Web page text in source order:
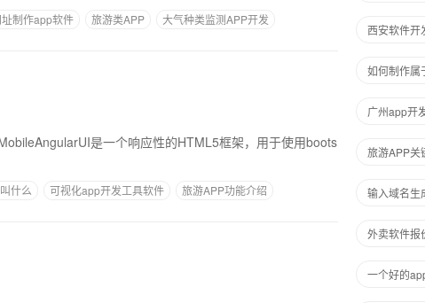
址制作app软件 旅游类APP 大气种类监测APP开发
什么 可视化app开发工具软件
旅游APP功能介绍
西安软件开
如何制作属
广州app开
旅游APP关
输入域名生
外卖软件报
一个好的